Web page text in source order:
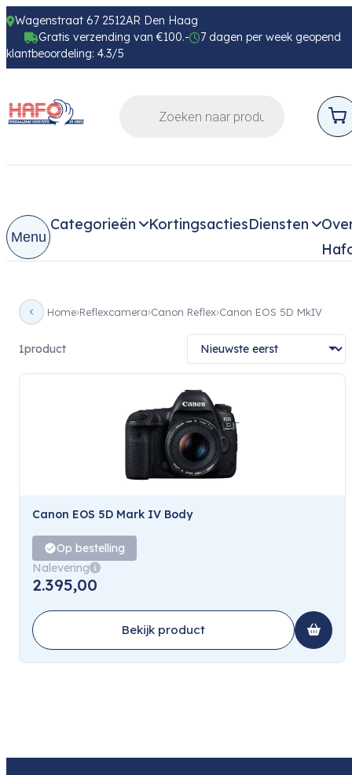
Wagenstraat 67 2512AR Den Haag
Gratis verzending van €100.-
7 dagen per week geopend
klantbeoordeling: 4.3/5
Menu
Categorieën KortingsactiesDiensten
Home Reflexcamera Canon Reflex Canon EOS 5D MkIV
1product
Canon EOS 5D Mark IV Body
Op bestelling
Nalevering
2.395,00
Bekijk product